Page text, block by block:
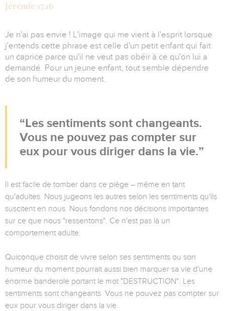
Jérémie 17.16
Je n'ai pas envie ! L'image qui me vient à l'esprit lorsque
j'entends cette phrase est celle d'un petit enfant qui fait
un caprice parce qu'il ne veut pas obéir à ce qu'on lui a
demandé. Pour un jeune enfant, tout semble dépendre
de son humeur du moment.
Les sentiments sont changeants.
Vous ne pouvez pas compter sur
eux pour vous diriger dans la vie.
Il est facile de tomber dans ce piège – même en tant
qu'adultes. Nous jugeons les autres selon les sentiments qu'ils
suscitent en nous. Nous fondons nos décisions importantes
sur ce que nous "ressentons". Ce n'est pas là un
comportement adulte.
Quiconque choisit de vivre selon ses sentiments ou son
humeur du moment pourrait aussi bien marquer sa vie d'une
énorme banderole portant le mot "DESTRUCTION". Les
sentiments sont changeants. Vous ne pouvez pas compter sur
eux pour vous diriger dans la vie.